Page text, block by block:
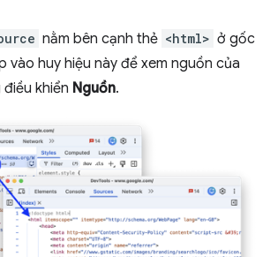
nằm bên cạnh thẻ <html> ở gốc
vào huy hiệu này để xem nguồn của
khiển Nguồn.